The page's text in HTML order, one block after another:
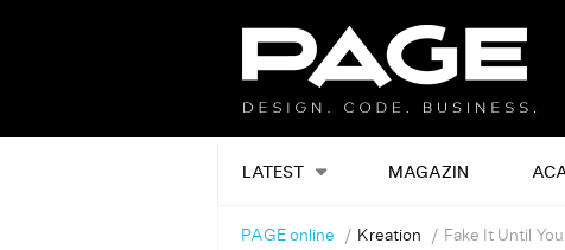
LATEST MAGAZIN
PAGE online Kreation Fake It Until